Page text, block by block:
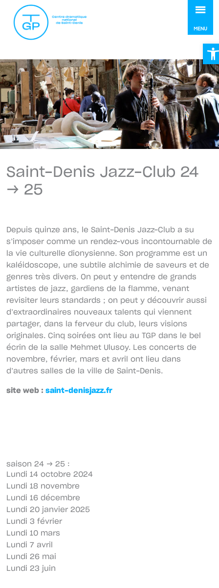
MENU
Saint-Denis Jazz-Club 24
→ 25
Depuis quinze ans, le Saint-Denis Jazz-Club a su
s’imposer comme un rendez-vous incontournable de
la vie culturelle dionysienne. Son programme est un
kaléidoscope, une subtile alchimie de saveurs et de
genres très divers. On peut y entendre de grands
artistes de jazz, gardiens de la flamme, venant
revisiter leurs standards ; on peut y découvrir aussi
d’extraordinaires nouveaux talents qui viennent
partager, dans la ferveur du club, leurs visions
originales. Cinq soirées ont lieu au TGP dans le bel
écrin de la salle Mehmet Ulusoy. Les concerts de
novembre, février, mars et avril ont lieu dans
d’autres salles de la ville de Saint-Denis.
site web : saint-denisjazz.fr
saison 24 → 25 :
Lundi 14 octobre 2024
Lundi 18 novembre
Lundi 16 décembre
Lundi 20 janvier 2025
Lundi 3 février
Lundi 10 mars
Lundi 7 avril
Lundi 26 mai
Lundi 23 juin